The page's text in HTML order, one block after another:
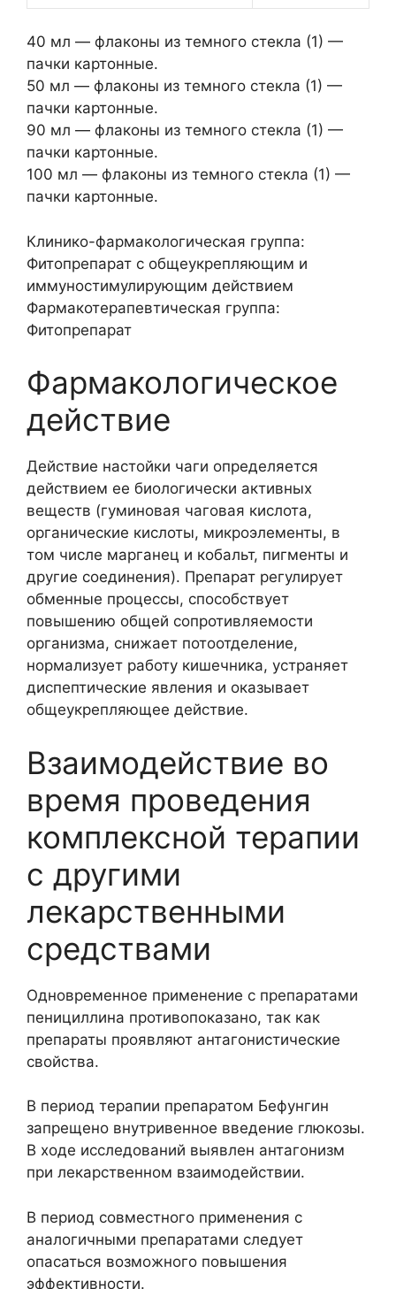
40 мл — флаконы из темного стекла (1) —
пачки картонные.
50 мл — флаконы из темного стекла (1) —
пачки картонные.
90 мл — флаконы из темного стекла (1) —
пачки картонные.
100 мл — флаконы из темного стекла (1) —
пачки картонные.
Клинико-фармакологическая группа:
Фитопрепарат с общеукрепляющим и
иммуностимулирующим действием
Фармакотерапевтическая группа:
Фитопрепарат
Фармакологическое
действие
Действие настойки чаги определяется
действием ее биологически активных
веществ (гуминовая чаговая кислота,
органические кислоты, микроэлементы, в
том числе марганец и кобальт, пигменты и
другие соединения). Препарат регулирует
обменные процессы, способствует
повышению общей сопротивляемости
организма, снижает потоотделение,
нормализует работу кишечника, устраняет
диспептические явления и оказывает
общеукрепляющее действие.
Взаимодействие во
время проведения
комплексной терапии
с другими
лекарственными
средствами
Одновременное применение с препаратами
пенициллина противопоказано, так как
препараты проявляют антагонистические
свойства.
В период терапии препаратом Бефунгин
запрещено внутривенное введение глюкозы.
В ходе исследований выявлен антагонизм
при лекарственном взаимодействии.
В период совместного применения с
аналогичными препаратами следует
опасаться возможного повышения
эффективности.